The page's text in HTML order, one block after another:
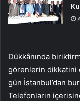
Dükkânında
görenlerin dikkatini
gün İstanbul’dan
Telefonların